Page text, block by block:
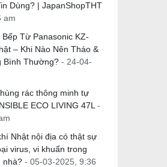
Dùng? | JapanShopTHT
am
Từ Panasonic KZ-
– Khi Nào Nên Tháo &
Bình Thường? - 24-04-
rác thông minh tự
ECO LIVING 47L -
Nhật nội địa có thật sự
virus, vi khuẩn trong
nhà? - 05-03-2025, 9:36